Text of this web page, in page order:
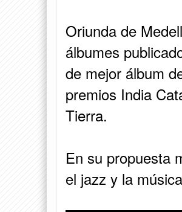
Oriunda de
álbumes
de mejor álbum
premios India
Tierra.
En su propuesta
el jazz y la